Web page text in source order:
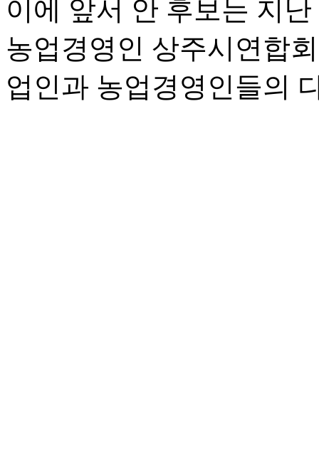
이에 앞서 안 후보는 지
농업경영인 상주시연합
업인과 농업경영인들의